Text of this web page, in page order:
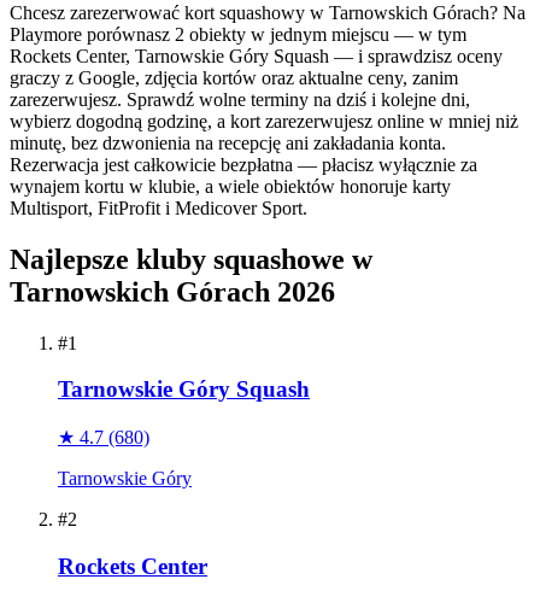
Chcesz zarezerwować kort squashowy w Tarnowskich Górach? Na
Playmore porównasz 2 obiekty w jednym miejscu — w tym
Rockets Center, Tarnowskie Góry Squash — i sprawdzisz oceny
graczy z Google, zdjęcia kortów oraz aktualne ceny, zanim
zarezerwujesz. Sprawdź wolne terminy na dziś i kolejne dni,
wybierz dogodną godzinę, a kort zarezerwujesz online w mniej niż
minutę, bez dzwonienia na recepcję ani zakładania konta.
Rezerwacja jest całkowicie bezpłatna — płacisz wyłącznie za
wynajem kortu w klubie, a wiele obiektów honoruje karty
Multisport, FitProfit i Medicover Sport.
Najlepsze kluby squashowe w
Tarnowskich Górach 2026
#1
Tarnowskie Góry Squash
★ 4.7 (680)
Tarnowskie Góry
#2
Rockets Center